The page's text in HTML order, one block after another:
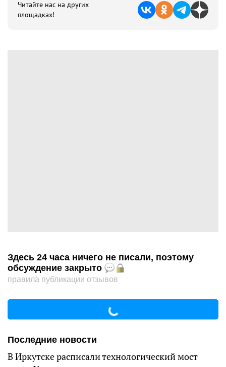
Читайте нас на других
площадках!
Здесь 24 часа ничего не писали, поэтому
обсуждение закрыто
правила публикации отзывов
Последние новости
В Иркутске расписали технологический мост